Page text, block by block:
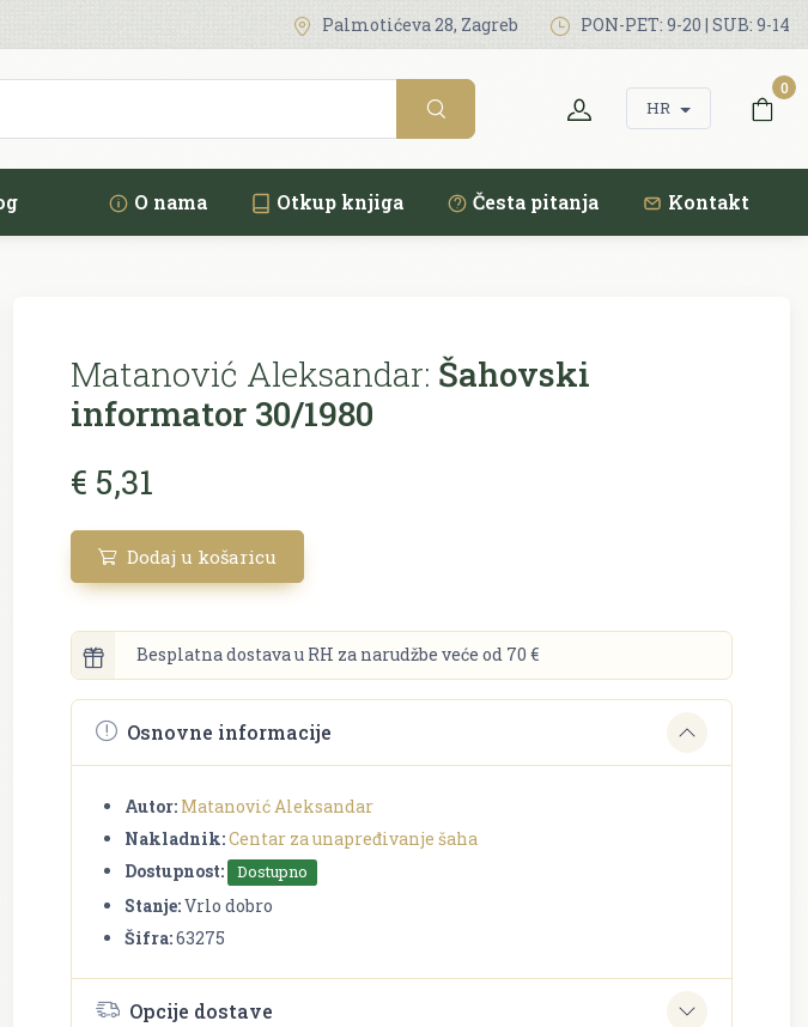
Palmotićeva 28, Zagreb PON-PET: 9-20 | SUB: 9-14
HR
0
O nama Otkup knjiga Česta pitanja Kontakt
Matanović Aleksandar: Šahovski
informator 30/1980
€ 5,31
Dodaj u košaricu
Besplatna dostava u RH za narudžbe veće od 70 €
Osnovne informacije
Autor: Matanović Aleksandar
Nakladnik:Centar za unapređivanje šaha
Dostupnost:
Dostupno
Stanje:Vrlo dobro
Šifra:63275
Opcije dostave